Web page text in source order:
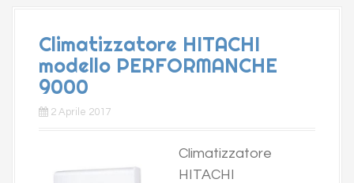
Climatizzatore HITACHI
modello PERFORMANCHE
9000
2 Aprile 2017
Climatizzatore
HITACHI